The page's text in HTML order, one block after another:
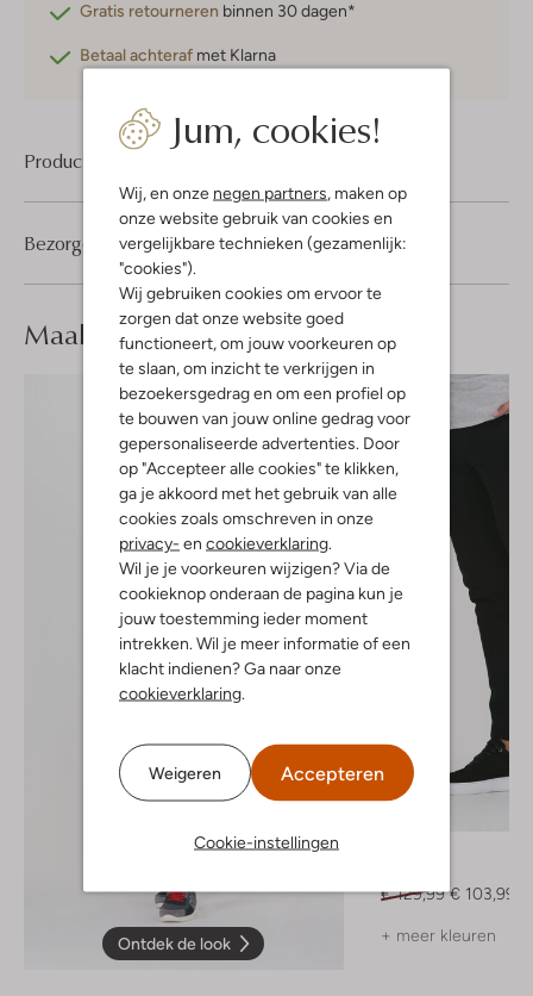
Jum, cookies!
Wij, en onze negen partners, maken op
onze website gebruik van cookies en
vergelijkbare technieken (gezamenlijk:
"cookies").
Wij gebruiken cookies om ervoor te
zorgen dat onze website goed
functioneert, om jouw voorkeuren op
te slaan, om inzicht te verkrijgen in
bezoekersgedrag en om een profiel op
te bouwen van jouw online gedrag voor
gepersonaliseerde advertenties. Door
op "Accepteer alle cookies" te klikken,
ga je akkoord met het gebruik van alle
cookies zoals omschreven in onze
privacy- en cookieverklaring.
Wil je je voorkeuren wijzigen? Via de
cookieknop onderaan de pagina kun je
jouw toestemming ieder moment
intrekken. Wil je meer informatie of een
klacht indienen? Ga naar onze
cookieverklaring.
Weigeren Accepteren
Cookie-instellingen
Gratis retourneren binnen 30 dagen*
Betaal achteraf met Klarna
Product informatie
Bezorgen & retourneren
Maak jelook compleet
Ontdek de look
€ 129,99 € 103,99
+ meer kleuren